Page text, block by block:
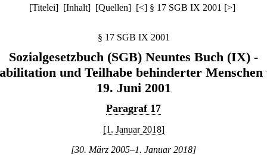
[Titelei] [Inhalt] [Quellen] [<] § 17 SGB IX 2001 [>]
§ 17 SGB IX 2001
Sozialgesetzbuch (SGB) Neuntes Buch (IX) -
und Teilhabe behinderter Menschen
19. Juni 2001
Paragraf 17
[1. Januar 2018]
[30. März 2005–1. Januar 2018]